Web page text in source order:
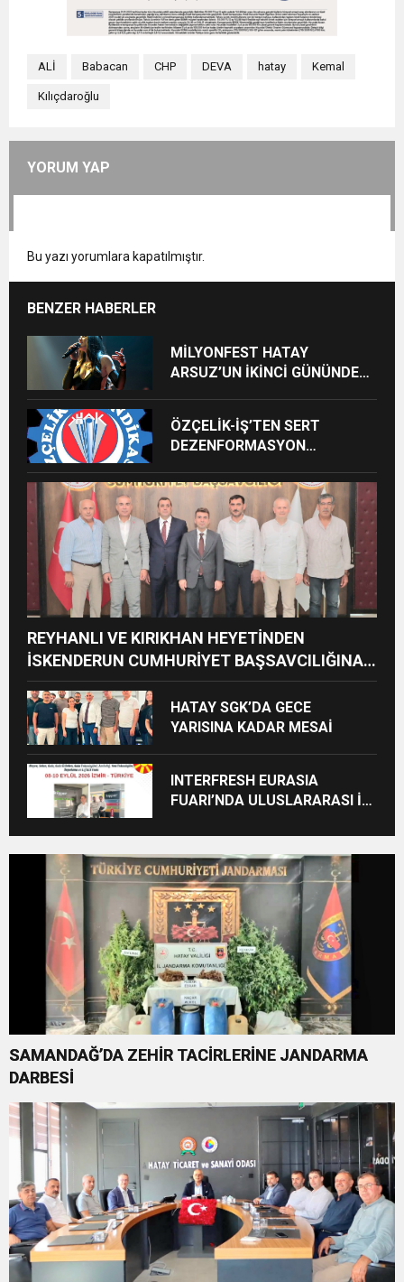
ALİ Babacan CHP DEVA hatay Kemal
Kılıçdaroğlu
YORUM YAP
Bu yazı yorumlara kapatılmıştır.
BENZER HABERLER
MİLYONFEST HATAY
ARSUZ’UN İKİNCİ GÜNÜNDE
ÖZÇELİK-İŞ’TEN SERT
DEZENFORMASYON
CEZAİ SÜREÇ BAŞLATILDI”
REYHANLI VE KIRIKHAN HEYETİNDEN
İSKENDERUN CUMHURİYET BAŞSAVCILIĞINA
ZİYARET
HATAY SGK’DA GECE
YARISINA KADAR MESAİ
INTERFRESH EURASIA
FUARI’NDA ULUSLARARASI İŞ
BAŞLADI
SAMANDAĞ’DA ZEHİR TACİRLERİNE JANDARMA
DARBESİ